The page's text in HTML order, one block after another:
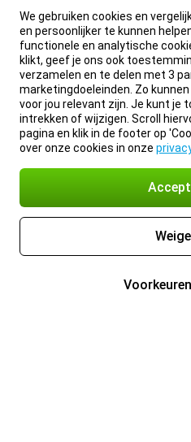
We gebruiken cookies en
en persoonlijker te kunnen
functionele en analytische
klikt, geef je ons ook
verzamelen en te delen met 3
marketingdoeleinden. Zo
voor jou relevant zijn. Je kunt je
intrekken of wijzigen. Scroll
pagina en klik in de footer op
over onze cookies in onze